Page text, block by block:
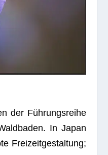
der Füh­rungs­reihe
In Japan
Frei­zeit­ge­stal­tung;